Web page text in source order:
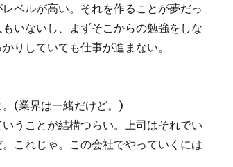
ベルが高い。それを作ることが夢だっ
いないし、まずそこからの勉強をしな
りしていても仕事が進まない。
(業界は一緒だけど。)
うことが結構つらい。上司はそれでい
これじゃ。この会社でやっていくには